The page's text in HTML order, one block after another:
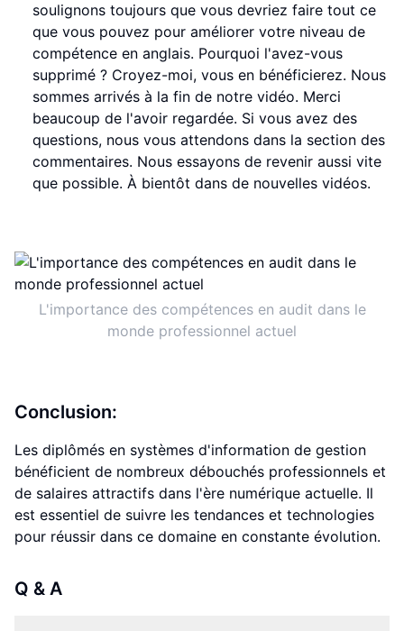
soulignons toujours que vous devriez faire tout ce
que vous pouvez pour améliorer votre niveau de
compétence en anglais. Pourquoi l'avez-vous
supprimé ? Croyez-moi, vous en bénéficierez. Nous
sommes arrivés à la fin de notre vidéo. Merci
beaucoup de l'avoir regardée. Si vous avez des
questions, nous vous attendons dans la section des
commentaires. Nous essayons de revenir aussi vite
que possible. À bientôt dans de nouvelles vidéos.
L'importance des compétences en audit dans le
monde professionnel actuel
Conclusion:
Les diplômés en systèmes d'information de gestion
bénéficient de nombreux débouchés professionnels et
de salaires attractifs dans l'ère numérique actuelle. Il
est essentiel de suivre les tendances et technologies
pour réussir dans ce domaine en constante évolution.
Q & A